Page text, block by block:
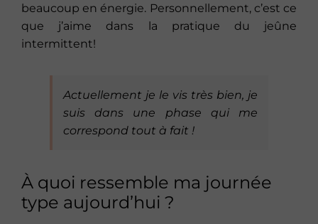
beaucoup en énergie. Personnellement, c’est ce
que j’aime dans la pratique du jeûne
intermittent!
Actuellement je le vis très bien, je
suis dans une phase qui me
correspond tout à fait !
À quoi ressemble ma journée
type aujourd’hui ?